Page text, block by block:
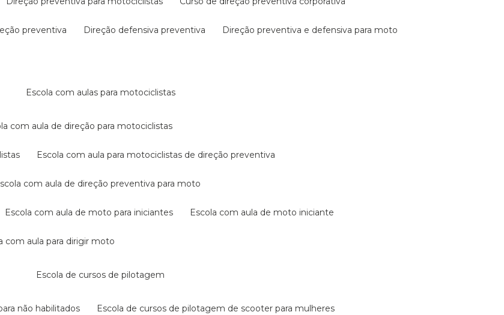
preventiva direção defensiva preventiva direção preventiva e defensiva para moto
escola com aulas para motociclistas
com aula de direção para motociclistas
escola com aula para motociclistas de direção preventiva
escola com aula de direção preventiva para moto
escola com aula de moto para iniciantes escola com aula de moto iniciante
com aula para dirigir moto
escola de cursos de pilotagem
não habilitados escola de cursos de pilotagem de scooter para mulheres